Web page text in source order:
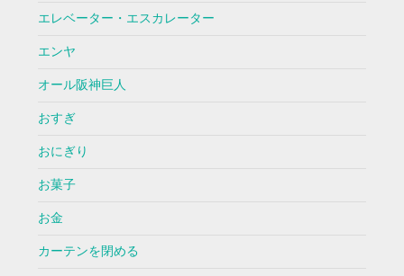
エレベーター・エスカレーター
エンヤ
オール阪神巨人
おすぎ
おにぎり
お菓子
お金
カーテンを閉める